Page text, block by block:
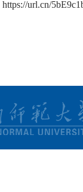
https://url.cn/